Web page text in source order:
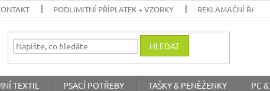
PODLIMITNÍ PŘÍPLATEK + VZORKY REKLAMAČNÍ ŘÁD
HLEDAT
TEXTIL PSACÍ POTŘEBY TAŠKY & PENĚŽENKY PC